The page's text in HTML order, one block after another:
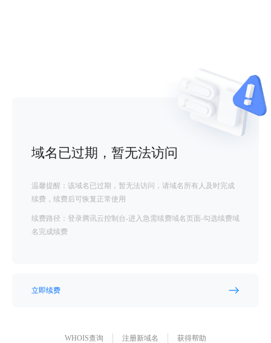
域名已过期，暂无法访问
温馨提醒：该域名已过期，暂无法访问，请域名所有人及时完成
续费，续费后可恢复正常使用
续费路径：登录腾讯云控制台-进入急需续费域名页面-勾选续费域
名完成续费
立即续费
WHOIS查询 注册新域名 获得帮助